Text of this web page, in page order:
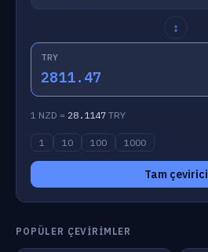
↕
TRY
2811.47
1 NZD = 28.1147 TRY
1 10 100 1000
Tam çevirici
POPÜLER ÇEVIRIMLER